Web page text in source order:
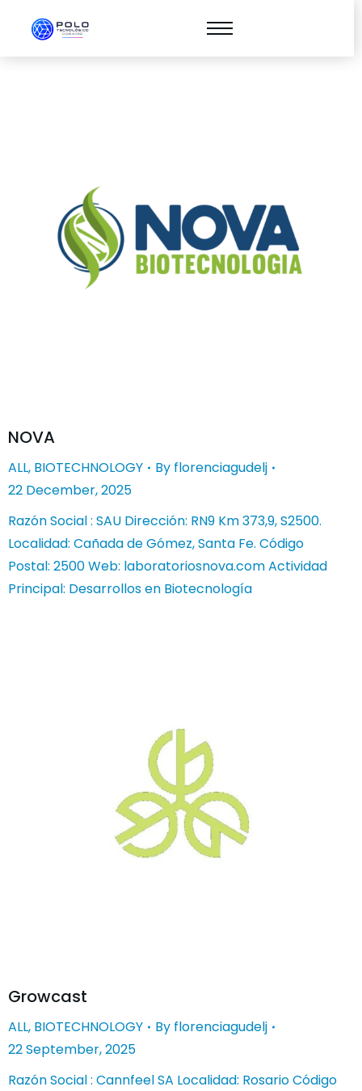
NOVA
ALL, BIOTECHNOLOGY By florenciagudelj
22 December, 2025
Razón Social : SAU Dirección: RN9 Km 373,9, S2500.
Localidad: Cañada de Gómez, Santa Fe. Código
Postal: 2500 Web: laboratoriosnova.com Actividad
Principal: Desarrollos en Biotecnología
Growcast
ALL, BIOTECHNOLOGY By florenciagudelj
22 September, 2025
Razón Social : Cannfeel SA Localidad: Rosario Código